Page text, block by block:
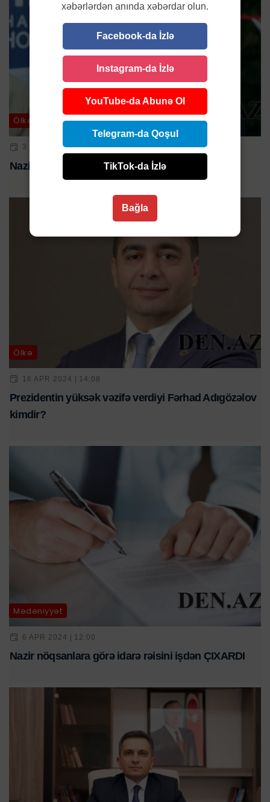
Ölkə
3 IYL 2024 | 10:20
Nazirin yeni müşaviri o oldu - FOTO
Ölkə
16 APR 2024 | 14:08
Prezidentin yüksək vəzifə verdiyi Fərhad Adıgözəlov
kimdir?
Mədəniyyət
6 APR 2024 | 12:00
Nazir nöqsanlara görə idarə rəisini işdən ÇIXARDI
xəbərlərdən anında xəbərdar olun.
Facebook-da İzlə
Instagram-da İzlə
YouTube-da Abunə Ol
Telegram-da Qoşul
TikTok-da İzlə
Bağla